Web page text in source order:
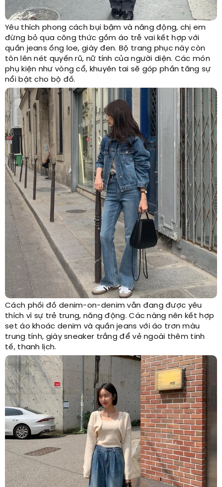
Yêu thích phong cách bụi bặm và năng động, chị em
đừng bỏ qua công thức gồm áo trễ vai kết hợp với
quần jeans ống loe, giày đen. Bộ trang phục này còn
tôn lên nét quyến rũ, nữ tính của người diện. Các món
phụ kiện như vòng cổ, khuyên tai sẽ góp phần tăng sự
nổi bật cho bộ đồ.
Cách phối đồ denim-on-denim vẫn đang được yêu
thích vì sự trẻ trung, năng động. Các nàng nên kết hợp
set áo khoác denim và quần jeans với áo trơn màu
trung tính, giày sneaker trắng để vẻ ngoài thêm tinh
tế, thanh lịch.